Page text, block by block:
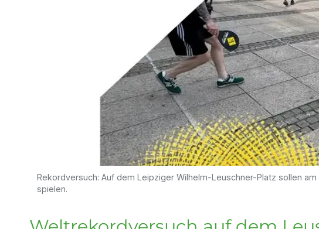
Rekordversuch: Auf dem Leipziger Wilhelm-Leuschner-Platz sollen
spielen.